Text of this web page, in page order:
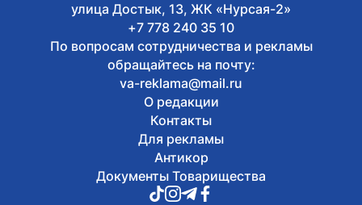
улица Достык, 13, ЖК «Нурсая-2»
+7 778 240 35 10
По вопросам сотрудничества и рекламы
обращайтесь на почту:
va-reklama@mail.ru
О редакции
Контакты
Для рекламы
Антикор
Документы Товарищества